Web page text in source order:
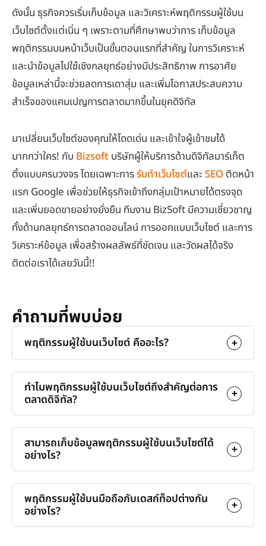
ดังนั้น ธุรกิจควรเริ่มเก็บข้อมูล และวิเคราะห์พฤติกรรมผู้ใช้บน
เว็บไซต์ตั้งแต่เนิ่น ๆ เพราะตามที่ศึกษาพบว่าการ เก็บข้อมูล
พฤติกรรมบนหน้าเว็บเป็นขั้นตอนแรกที่สำคัญ ในการวิเคราะห์
และนำข้อมูลไปใช้เชิงกลยุทธ์อย่างมีประสิทธิภาพ การอาศัย
ข้อมูลเหล่านี้จะช่วยลดการเดาสุ่ม และเพิ่มโอกาสประสบความ
สำเร็จของแคมเปญการตลาดมากขึ้นในยุคดิจิทัล
มาเปลี่ยนเว็บไซต์ของคุณให้โดดเด่น และเข้าใจผู้เข้าชมได้
มากกว่าใคร! กับ Bizsoft บริษัทผู้ให้บริการด้านดิจิทัลมาร์เก็ต
ติ้งแบบครบวงจร โดยเฉพาะการรับทำเว็บไซต์และSEOติดหน้า
แรก Google เพื่อช่วยให้ธุรกิจเข้าถึงกลุ่มเป้าหมายได้ตรงจุด
และเพิ่มยอดขายอย่างยั่งยืน ทีมงาน BizSoft มีความเชี่ยวชาญ
ทั้งด้านกลยุทธ์การตลาดออนไลน์ การออกแบบเว็บไซต์ และการ
วิเคราะห์ข้อมูล เพื่อสร้างผลลัพธ์ที่ชัดเจน และวัดผลได้จริง
ติดต่อเราได้เลยวันนี้!!
คำถามที่พบบ่อย
พฤติกรรมผู้ใช้บนเว็บไซต์ คืออะไร?
ทำไมพฤติกรรมผู้ใช้บนเว็บไซต์ถึงสำคัญต่อการ
ตลาดดิจิทัล?
สามารถเก็บข้อมูลพฤติกรรมผู้ใช้บนเว็บไซต์ได้
อย่างไร?
พฤติกรรมผู้ใช้บนมือถือกับเดสก์ท็อปต่างกัน
อย่างไร?